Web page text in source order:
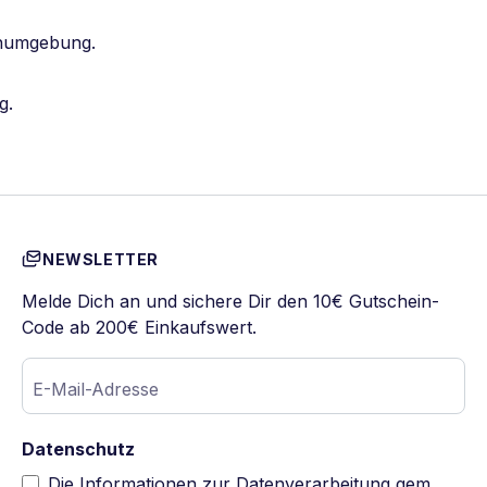
NEWSLETTER
Melde Dich an und sichere Dir den 10€ Gutschein-
Code ab 200€ Einkaufswert.
E-Mail-Adresse
Datenschutz